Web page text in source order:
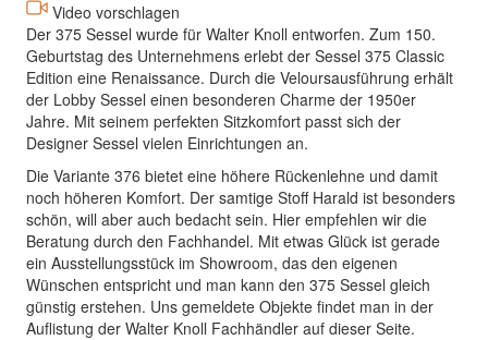
Video vorschlagen
Der 375 Sessel wurde für Walter Knoll entworfen. Zum 150.
Geburtstag des Unternehmens erlebt der Sessel 375 Classic
Edition eine Renaissance. Durch die Veloursausführung erhält
der Lobby Sessel einen besonderen Charme der 1950er
Jahre. Mit seinem perfekten Sitzkomfort passt sich der
Designer Sessel vielen Einrichtungen an.
Die Variante 376 bietet eine höhere Rückenlehne und damit
noch höheren Komfort. Der samtige Stoff Harald ist besonders
schön, will aber auch bedacht sein. Hier empfehlen wir die
Beratung durch den Fachhandel. Mit etwas Glück ist gerade
ein Ausstellungsstück im Showroom, das den eigenen
Wünschen entspricht und man kann den 375 Sessel gleich
günstig erstehen. Uns gemeldete Objekte findet man in der
Auflistung der Walter Knoll Fachhändler auf dieser Seite.